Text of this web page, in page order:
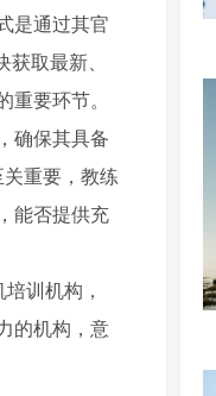
是通过其官
取最新、
要环节。
确保其具备
重要，教练
能否提供充
训机构，
的机构，意